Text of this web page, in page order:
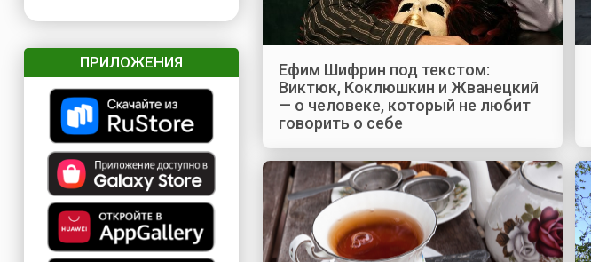
ПРИЛОЖЕНИЯ
Ефим Шифрин под текстом:
Виктюк, Коклюшкин и Жванецкий
— о человеке, который не любит
говорить о себе